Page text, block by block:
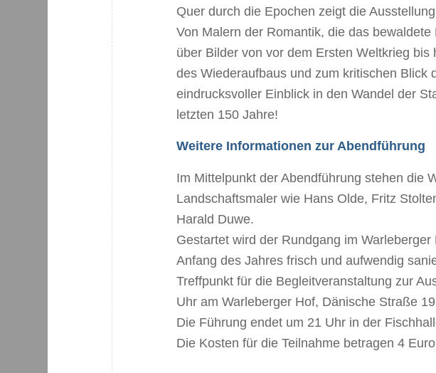
Quer durch die Epochen zeigt die
Von Malern der Romantik, die das
über Bilder von vor dem Ersten Weltkrieg
des Wiederaufbaus und zum kritischen Blick
eindrucksvoller Einblick in den Wandel der
letzten 150 Jahre!
Weitere Informationen zur Abendführung
Im Mittelpunkt der Abendführung stehen die
Landschaftsmaler wie Hans Olde, Fritz
Harald Duwe.
Gestartet wird der Rundgang im
Anfang des Jahres frisch und aufwendig
Treffpunkt für die Begleitveranstaltung zur
Uhr am Warleberger Hof, Dänische Straße
Die Führung endet um 21 Uhr in der
Die Kosten für die Teilnahme betragen 4